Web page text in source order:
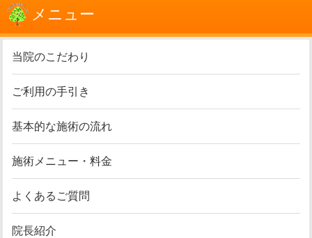
メニュー
当院のこだわり
ご利用の手引き
基本的な施術の流れ
施術メニュー・料金
よくあるご質問
院長紹介